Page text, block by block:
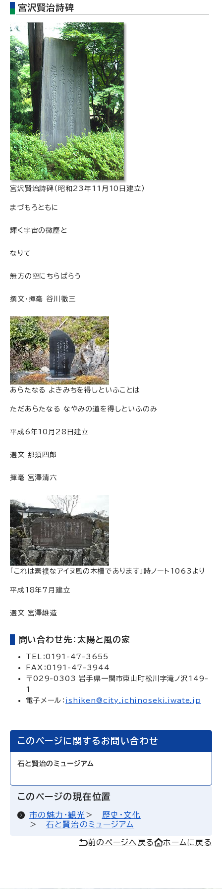
宮沢賢治詩碑
宮沢賢治詩碑（昭和23年11月10日建立）
まづもろともに
輝く宇宙の微塵と
なりて
無方の空にちらばらう
撰文・揮毫 谷川徹三
あらたなる よきみちを得しといふことは
ただあらたなる なやみの道を得しといふのみ
平成6年10月28日建立
選文 那須四郎
揮毫 宮澤清六
「これは素襆なアイヌ風の木柵であります」詩ノート1063より
平成18年7月建立
選文 宮澤雄造
問い合わせ先：太陽と風の家
TEL：0191-47-3655
FAX：0191-47-3944
〒029-0303 岩手県一関市東山町松川字滝ノ沢149-
1
電子メール： ishiken@city.ichinoseki.iwate.jp
このページに関するお問い合わせ
石と賢治のミュージアム
このページの現在位置
市の魅力・観光
歴史・文化
石と賢治のミュージアム
前のページへ戻る ホームに戻る